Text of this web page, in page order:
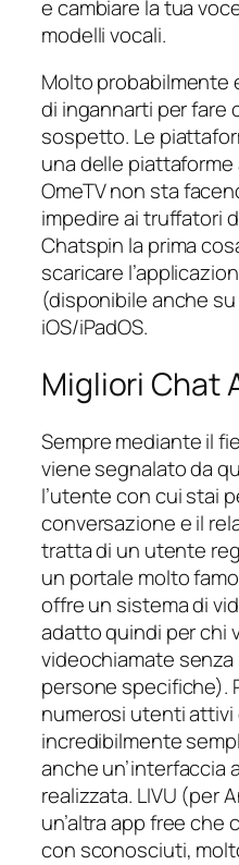
e cambiare la tua
modelli vocali.
Molto probabilmente
di ingannarti per fare
sospetto. Le
una delle
OmeTV non sta
impedire ai truffatori
Chatspin la prima
scaricare
(disponibile anche
iOS/iPadOS.
Migliori Chat
Sempre mediante il
viene segnalato da
l’utente con cui stai
conversazione e il
tratta di un utente
un portale molto
offre un sistema di
adatto quindi per chi
videochiamate
persone specifiche).
numerosi utenti attivi
incredibilmente
anche un’interfaccia
realizzata. LIVU (per
un’altra app free
con sconosciuti,